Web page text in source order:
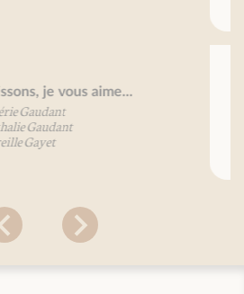
Petit traité du vin en gastronomie
et de son cousin acide, le vinaigre
Patricia Rolland